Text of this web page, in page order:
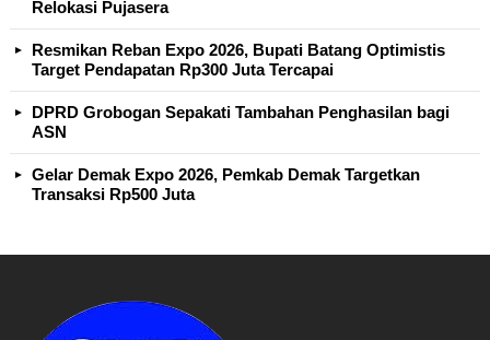
Relokasi Pujasera
Resmikan Reban Expo 2026, Bupati Batang Optimistis
Target Pendapatan Rp300 Juta Tercapai
DPRD Grobogan Sepakati Tambahan Penghasilan bagi
ASN
Gelar Demak Expo 2026, Pemkab Demak Targetkan
Transaksi Rp500 Juta